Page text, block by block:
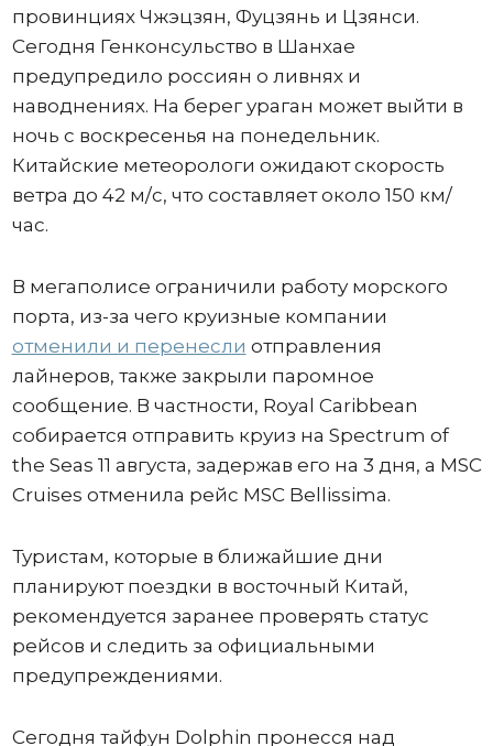
провинциях Чжэцзян, Фуцзянь и Цзянси.
Сегодня Генконсульство в Шанхае
предупредило россиян о ливнях и
наводнениях. На берег ураган может выйти в
ночь с воскресенья на понедельник.
Китайские метеорологи ожидают скорость
ветра до 42 м/с, что составляет около 150 км/
час.
В мегаполисе ограничили работу морского
порта, из-за чего круизные компании
отменили и перенесли отправления
лайнеров, также закрыли паромное
сообщение. В частности, Royal Caribbean
собирается отправить круиз на Spectrum of
the Seas 11 августа, задержав его на 3 дня, а MSC
Cruises отменила рейс MSC Bellissima.
Туристам, которые в ближайшие дни
планируют поездки в восточный Китай,
рекомендуется заранее проверять статус
рейсов и следить за официальными
предупреждениями.
Сегодня тайфун Dolphin пронесся над